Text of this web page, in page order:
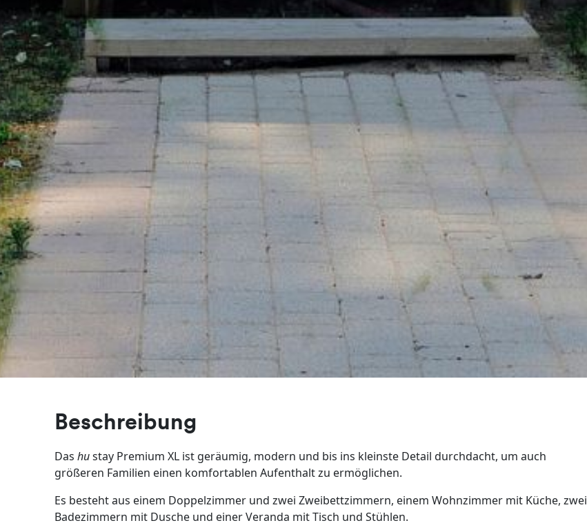
Beschreibung
Dashustay Premium XL ist geräumig, modern und bis ins kleinste Detail durchdacht, um auch
größeren Familien einen komfortablen Aufenthalt zu ermöglichen.
Es besteht aus einem Doppelzimmer und zwei Zweibettzimmern, einem Wohnzimmer mit Küche, zwei
Badezimmern mit Dusche und einer Veranda mit Tisch und Stühlen.